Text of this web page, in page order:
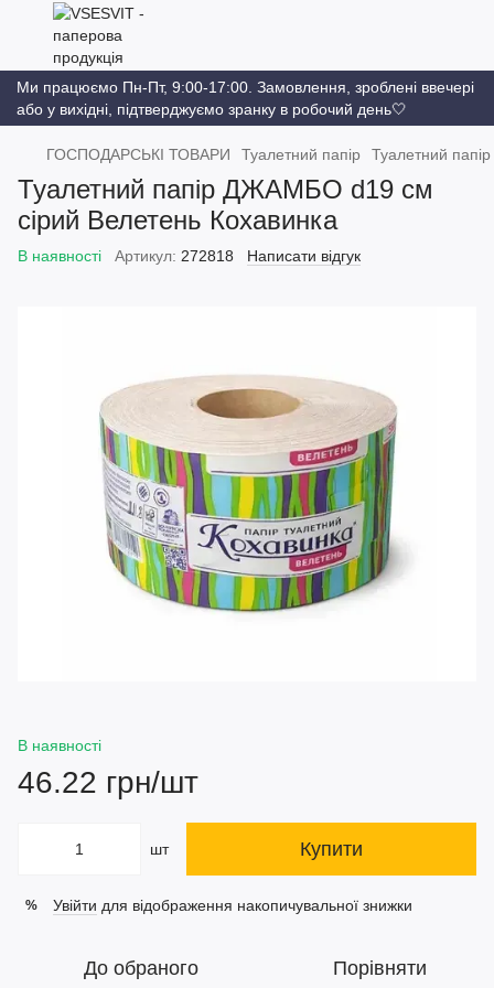
Ми працюємо Пн-Пт, 9:00-17:00. Замовлення, зроблені ввечері
або у вихідні, підтверджуємо зранку в робочий день🤍
ГОСПОДАРСЬКІ ТОВАРИ Туалетний папір Туалетний
Туалетний папір ДЖАМБО d19 см
сірий Велетень Кохавинка
В наявності Артикул: 272818 Написати відгук
В наявності
46.22 грн/шт
шт Купити
% Увійти для відображення накопичувальної знижки
До обраного Порівняти